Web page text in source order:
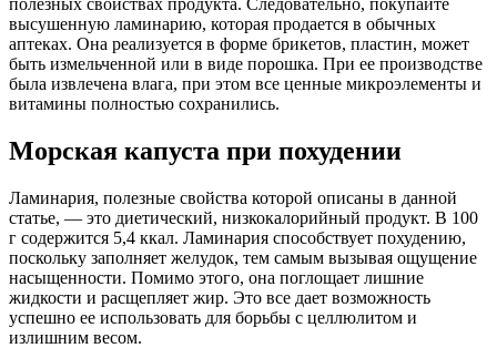
полезных свойствах продукта. Следовательно, покупайте
высушенную ламинарию, которая продается в обычных
аптеках. Она реализуется в форме брикетов, пластин, может
быть измельченной или в виде порошка. При ее производстве
была извлечена влага, при этом все ценные микроэлементы и
витамины полностью сохранились.
Морская капуста при похудении
Ламинария, полезные свойства которой описаны в данной
статье, — это диетический, низкокалорийный продукт. В 100
г содержится 5,4 ккал. Ламинария способствует похудению,
поскольку заполняет желудок, тем самым вызывая ощущение
насыщенности. Помимо этого, она поглощает лишние
жидкости и расщепляет жир. Это все дает возможность
успешно ее использовать для борьбы с целлюлитом и
излишним весом.